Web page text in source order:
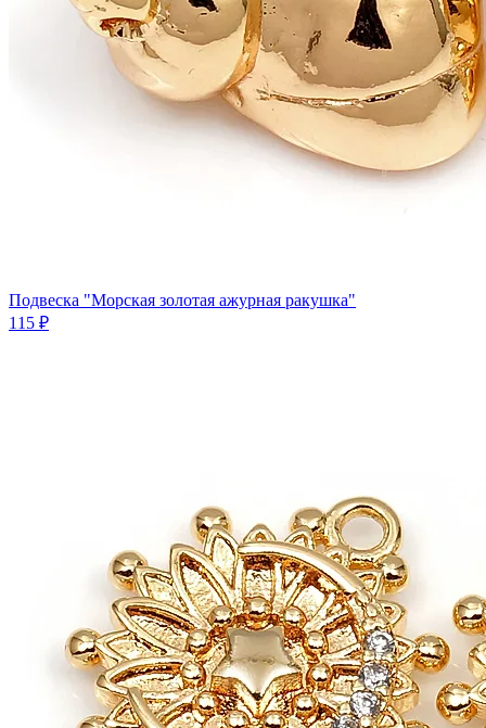
Подвеска "Морская золотая ажурная ракушка"
115 ₽